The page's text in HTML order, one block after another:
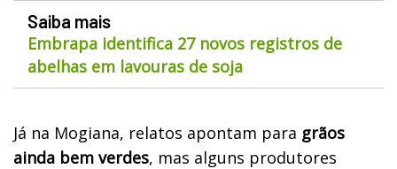
Saiba mais
Embrapa identifica 27 novos registros de
abelhas em lavouras de soja
Já na Mogiana, relatos apontam para grãos
ainda bem verdes, mas alguns produtores